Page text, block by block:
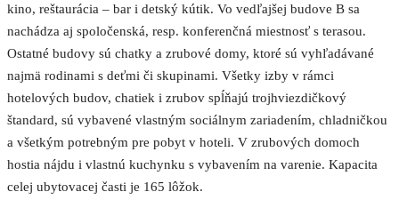
kino, reštaurácia – bar i detský kútik. Vo vedľajšej budove B sa
nachádza aj spoločenská, resp. konferenčná miestnosť s terasou.
Ostatné budovy sú chatky a zrubové domy, ktoré sú vyhľadávané
najmä rodinami s deťmi či skupinami. Všetky izby v rámci
hotelových budov, chatiek i zrubov spĺňajú trojhviezdičkový
štandard, sú vybavené vlastným sociálnym zariadením, chladničkou
a všetkým potrebným pre pobyt v hoteli. V zrubových domoch
hostia nájdu i vlastnú kuchynku s vybavením na varenie. Kapacita
celej ubytovacej časti je 165 lôžok.